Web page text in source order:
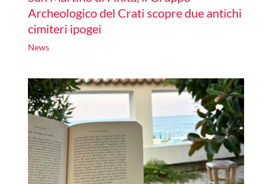
Archeologico del Crati scopre due antichi
cimiteri ipogei
News